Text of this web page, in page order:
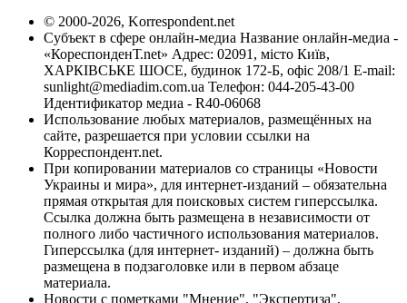
© 2000-2026, Korrespondent.net
Субъект в сфере онлайн-медиа Название онлайн-медиа -
«КореспонденТ.net» Адрес: 02091, місто Київ,
ХАРКІВСЬКЕ ШОСЕ, будинок 172-Б, офіс 208/1 E-mail:
sunlight@mediadim.com.ua Телефон: 044-205-43-00
Идентификатор медиа - R40-06068
Использование любых материалов, размещённых на
сайте, разрешается при условии ссылки на
Корреспондент.net.
При копировании материалов со страницы «Новости
Украины и мира», для интернет-изданий – обязательна
прямая открытая для поисковых систем гиперссылка.
Ссылка должна быть размещена в независимости от
полного либо частичного использования материалов.
Гиперссылка (для интернет- изданий) – должна быть
размещена в подзаголовке или в первом абзаце
материала.
Новости с пометками "Мнение", "Экспертиза",